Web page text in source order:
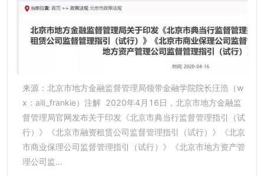
来源：北京市地方金融监督管理局领带金融学院院长汪浩（w
x：aili_frankie）注解 2020年4月16日，北京市地方金融监
督管理局官网发布关于印发《北京市典当行监督管理指引（试
行）》《北京市融资租赁公司监督管理指引（试行）》《北京
市商业保理公司监督管理指引（试行）》《北京市地方资产管
理公司监...